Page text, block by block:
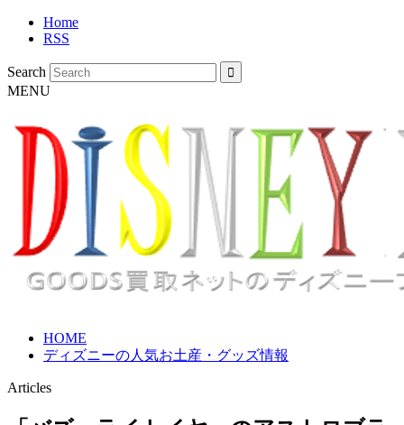
Home
RSS
Search
MENU
HOME
ディズニーの人気お土産・グッズ情報
Articles